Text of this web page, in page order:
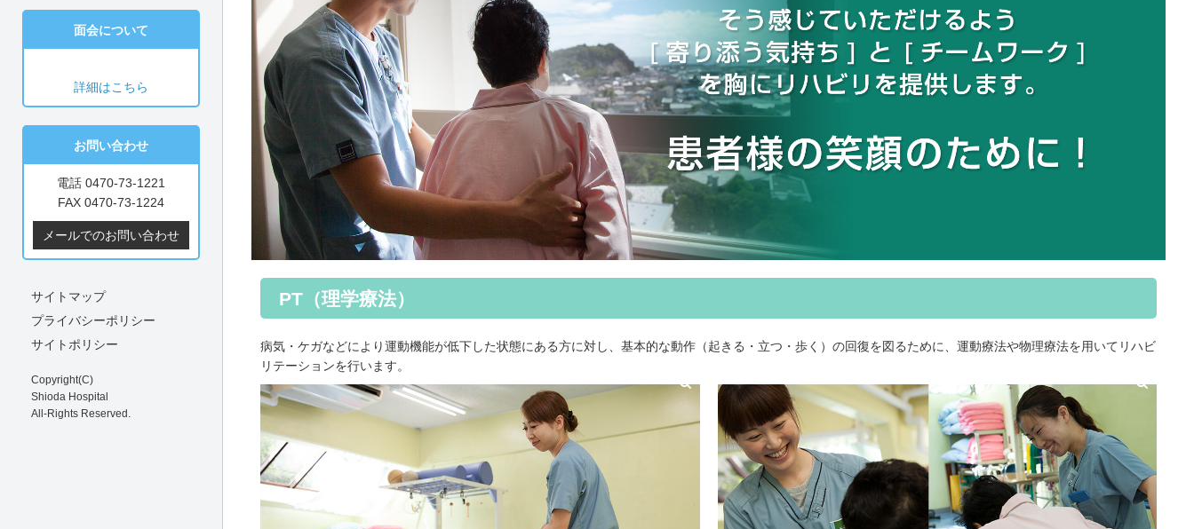
面会について
詳細はこちら
お問い合わせ
電話 0470-73-1221
FAX 0470-73-1224
メールでのお問い合わせ
サイトマップ
プライバシーポリシー
サイトポリシー
Copyright(C)
Shioda Hospital
All-Rights Reserved.
PT（理学療法）
病気・ケガなどにより運動機能が低下した状態にある方に対し、基本的な動作（起きる・立つ・歩く）の回復を図るために、運動療法や物理療法を用いてリハビ
リテーションを行います。